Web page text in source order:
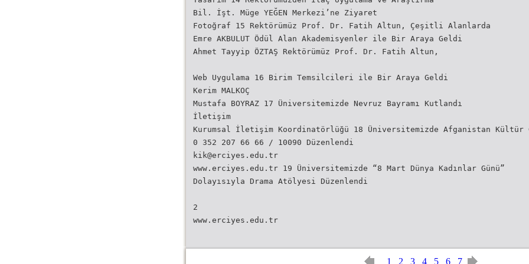
Bil. İşt. Müge YEĞEN Merkezi’ne Ziyaret
Fotoğraf 15 Rektörümüz Prof. Dr. Fatih Altun, Çeşitli Alanlarda
Emre AKBULUT Ödül Alan Akademisyenler ile Bir Araya Geldi
Ahmet Tayyip ÖZTAŞ Rektörümüz Prof. Dr. Fatih Altun,
Web Uygulama 16 Birim Temsilcileri ile Bir Araya Geldi
Kerim MALKOÇ
Mustafa BOYRAZ 17 Üniversitemizde Nevruz Bayramı Kutlandı
İletişim
Kurumsal İletişim Koordinatörlüğü 18 Üniversitemizde Afganistan Kültür
0 352 207 66 66 / 10090 Düzenlendi
kik@erciyes.edu.tr
www.erciyes.edu.tr 19 Üniversitemizde “8 Mart Dünya Kadınlar Günü”
Dolayısıyla Drama Atölyesi Düzenlendi
2
www.erciyes.edu.tr
1 2 3 4 5 6 7